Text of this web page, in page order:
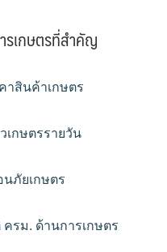
รเกษตรที่สำคัญ
าสินค้าเกษตร
เกษตรรายวัน
นภัยเกษตร
ครม. ด้านการเกษตร